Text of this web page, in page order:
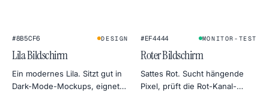
#8B5CF6 DESIGN
Lila Bildschirm
Ein modernes Lila. Sitzt gut in
Dark-Mode-Mockups, eignet
#EF4444 MONITOR-TEST
Roter Bildschirm
Sattes Rot. Sucht hängende
Pixel, prüft die Rot-Kanal-